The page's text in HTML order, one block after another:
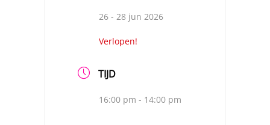
26 - 28 jun 2026
Verlopen!
TIJD
16:00 pm - 14:00 pm